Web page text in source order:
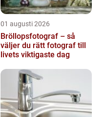
01 augusti 2026
Bröllopsfotograf – så
väljer du rätt fotograf till
livets viktigaste dag